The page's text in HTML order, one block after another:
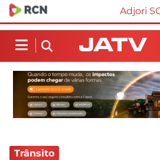
Adjori
Trânsito